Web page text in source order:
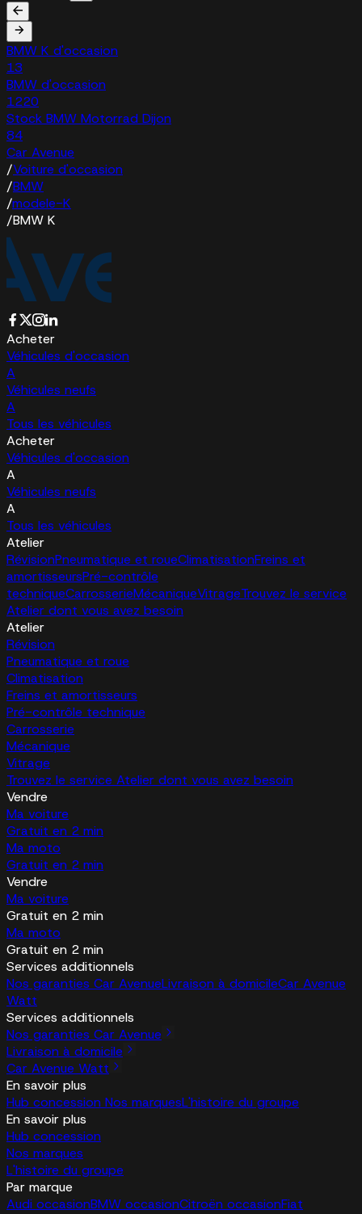
BMW K d'occasion
13
BMW d'occasion
1220
Stock BMW Motorrad Dijon
84
Car Avenue
/Voiture d'occasion
/BMW
/modele-K
/BMW K
Acheter
Véhicules d'occasion
A
Véhicules neufs
A
Tous les véhicules
Acheter
Véhicules d'occasion
A
Véhicules neufs
A
Tous les véhicules
Atelier
RévisionPneumatique et roueClimatisationFreins et
amortisseursPré-contrôle
techniqueCarrosserieMécaniqueVitrageTrouvez le service
Atelier dont vous avez besoin
Atelier
Révision
Pneumatique et roue
Climatisation
Freins et amortisseurs
Pré-contrôle technique
Carrosserie
Mécanique
Vitrage
Trouvez le service Atelier dont vous avez besoin
Vendre
Ma voiture
Gratuit en 2 min
Ma moto
Gratuit en 2 min
Vendre
Ma voiture
Gratuit en 2 min
Ma moto
Gratuit en 2 min
Services additionnels
Nos garanties Car AvenueLivraison à domicileCar Avenue
Watt
Services additionnels
Nos garanties Car Avenue
Livraison à domicile
Car Avenue Watt
En savoir plus
Hub concession Nos marquesL'histoire du groupe
En savoir plus
Hub concession
Nos marques
L'histoire du groupe
Par marque
Audi occasionBMW occasionCitroën occasionFiat